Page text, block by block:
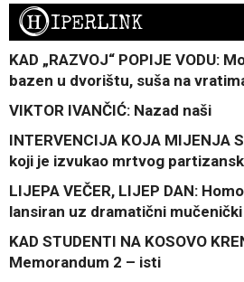
HIPERLINK
KAD „RAZVOJ“ POPIJE VODU:
bazen u dvorištu, suša na
VIKTOR IVANČIĆ: Nazad naši
INTERVENCIJA KOJA MIJENJA
koji je izvukao mrtvog
LIJEPA VEČER, LIJEP DAN:
lansiran uz dramatični
KAD STUDENTI NA KOSOVO
Memorandum 2 – isti